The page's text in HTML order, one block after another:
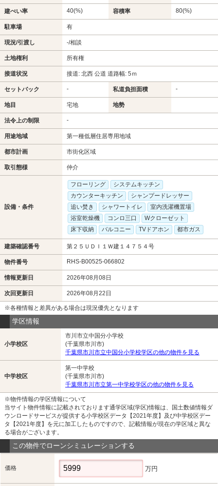
建ぺい率 40(%) 容積率 80(%)
駐車場 有
現況/引渡し -/相談
土地権利 所有権
接道状況 接道: 北西 公道 道路幅: 5ｍ
セットバック - 私道負担面積 -
地目 宅地 地勢
法令上の制限 -
用途地域 第一種低層住居専用地域
都市計画 市街化区域
取引態様 仲介
設備・条件
フローリング
システムキッチン
カウンターキッチン
シャンプードレッサー
追い焚き
シャワートイレ
室内洗濯機置場
浴室乾燥機
コンロ三口
Wクローゼット
床下収納
バルコニー TVドアホン 都市ガス
建築確認番号 第２５ＵＤＩ１Ｗ建１４７５４号
物件番号 RHS-B00525-066802
情報更新日 2026年08月08日
次回更新日 2026年08月22日
※各種情報と差異がある場合は現況優先となります
学区情報
小学校区
市川市立中国分小学校
(千葉県市川市)
千葉県市川市立中国分小学校学区の他の物件を見る
中学校区
第一中学校
(千葉県市川市)
千葉県市川市立第一中学校学区の他の物件を見る
※物件情報の学区情報について
当サイト物件情報に記載されております通学区域(学区)情報は、国土数値情報ダ
ウンロードサービスが提供する小学校区データ【2021年度】及び中学校区デー
タ【2021年度】を元に加工したものですので、記載情報が現在の学区域と異な
る場合がございます。
この物件でローンシミュレーションする
価格 万円